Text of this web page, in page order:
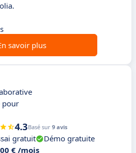
savoir plus
pour
4.3Basé sur 9 avis
gratuit
Démo gratuite
€ /mois